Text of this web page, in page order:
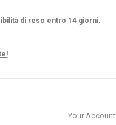
di reso entro 14 giorni.
Your Account